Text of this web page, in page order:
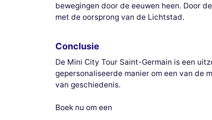
bewegingen door de eeuwen heen. Door
met de oorsprong van de Lichtstad.
Conclusie
De Mini City Tour Saint-Germain is een
gepersonaliseerde manier om een van de
van geschiedenis.
Boek nu om een